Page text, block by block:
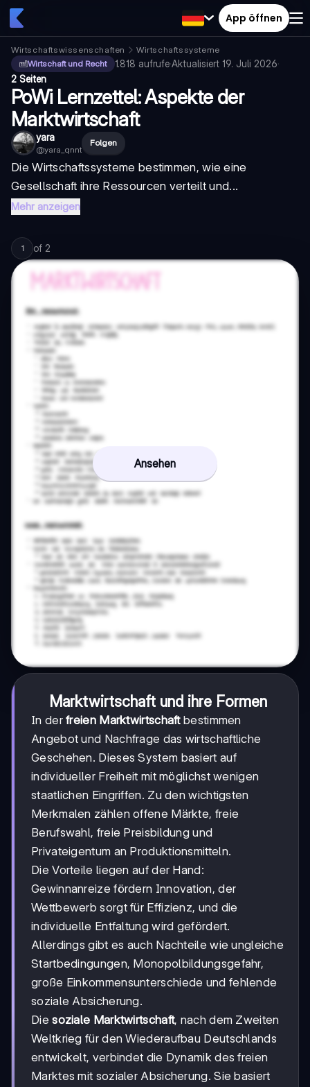
App öffnen
Wirtschaftswissenschaften
Wirtschaftssysteme
Wirtschaft und Recht
1.818 aufrufe·Aktualisiert 19. Juli 2026·
2 Seiten
PoWi Lernzettel: Aspekte der
Marktwirtschaft
yara
@yara_qnnt
Folgen
Die Wirtschaftssysteme bestimmen, wie eine
Gesellschaft ihre Ressourcen verteilt und...
Mehr anzeigen
1 of 2
Ansehen
Marktwirtschaft und ihre Formen
In derfreien Marktwirtschaftbestimmen
Angebot und Nachfrage das wirtschaftliche
Geschehen. Dieses System basiert auf
individueller Freiheit mit möglichst wenigen
staatlichen Eingriffen. Zu den wichtigsten
Merkmalen zählen offene Märkte, freie
Berufswahl, freie Preisbildung und
Privateigentum an Produktionsmitteln.
Die Vorteile liegen auf der Hand:
Gewinnanreize fördern Innovation, der
Wettbewerb sorgt für Effizienz, und die
individuelle Entfaltung wird gefördert.
Allerdings gibt es auch Nachteile wie ungleiche
Startbedingungen, Monopolbildungsgefahr,
große Einkommensunterschiede und fehlende
soziale Absicherung.
Diesoziale Marktwirtschaft, nach dem Zweiten
Weltkrieg für den Wiederaufbau Deutschlands
entwickelt, verbindet die Dynamik des freien
Marktes mit sozialer Absicherung. Sie basiert